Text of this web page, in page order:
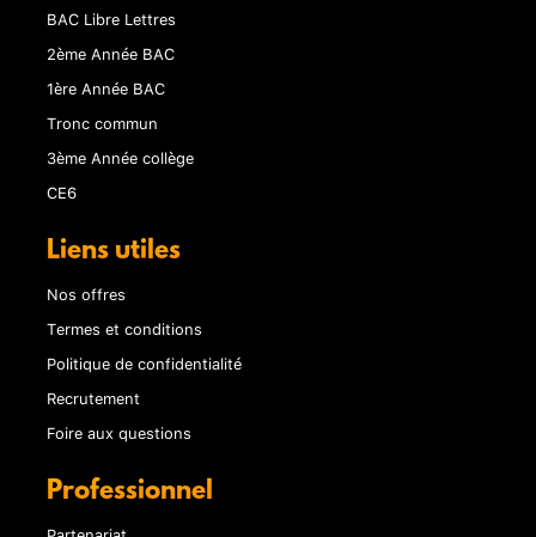
BAC Libre Lettres
2ème Année BAC
1ère Année BAC
Tronc commun
3ème Année collège
CE6
Liens utiles
Nos offres
Termes et conditions
Politique de confidentialité
Recrutement
Foire aux questions
Professionnel